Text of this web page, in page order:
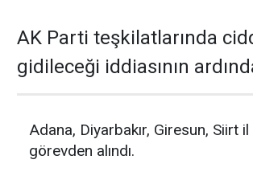
AK Parti teşkilatlarında
gidileceği iddiasının
Adana, Diyarbakır, Giresun, Siirt
görevden alındı.